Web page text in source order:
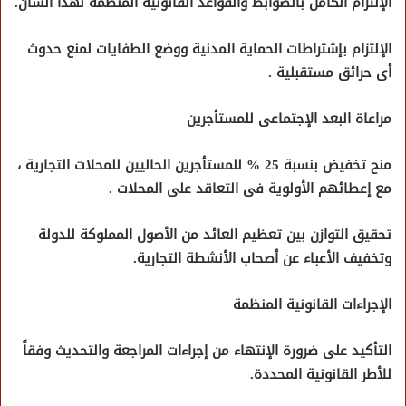
الإلتزام بإشتراطات الحماية المدنية ووضع الطفايات لمنع حدوث
أى حرائق مستقبلية .
مراعاة البعد الإجتماعى للمستأجرين
منح تخفيض بنسبة 25 % للمستأجرين الحاليين للمحلات التجارية ،
مع إعطائهم الأولوية فى التعاقد على المحلات .
تحقيق التوازن بين تعظيم العائد من الأصول المملوكة للدولة
وتخفيف الأعباء عن أصحاب الأنشطة التجارية.
الإجراءات القانونية المنظمة
التأكيد على ضرورة الإنتهاء من إجراءات المراجعة والتحديث وفقاً
للأطر القانونية المحددة.